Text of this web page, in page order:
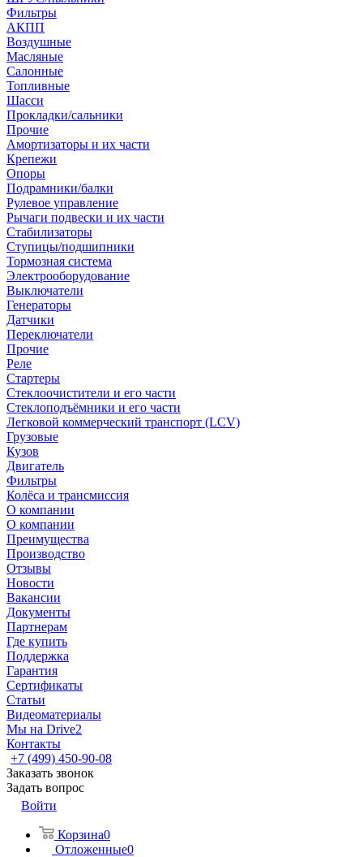
Фильтры
АКПП
Воздушные
Масляные
Салонные
Топливные
Шасси
Прокладки/сальники
Прочие
Амортизаторы и их части
Крепежи
Опоры
Подрамники/балки
Рулевое управление
Рычаги подвески и их части
Стабилизаторы
Ступицы/подшипники
Тормозная система
Электрооборудование
Выключатели
Генераторы
Датчики
Переключатели
Прочие
Реле
Стартеры
Стеклоочистители и его части
Стеклоподъёмники и его части
Легковой коммерческий транспорт (LCV)
Грузовые
Кузов
Двигатель
Фильтры
Колёса и трансмиссия
О компании
О компании
Преимущества
Производство
Отзывы
Новости
Вакансии
Документы
Партнерам
Где купить
Поддержка
Гарантия
Сертификаты
Статьи
Видеоматериалы
Мы на Drive2
Контакты
+7 (499) 450-90-08
Заказать звонок
Задать вопрос
Войти
Корзина0
Отложенные0